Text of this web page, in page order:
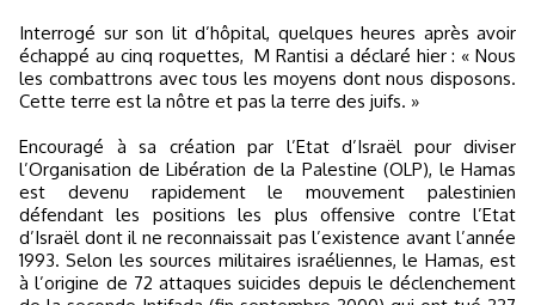
Interrogé sur son lit d’hôpital, quelques heures après avoir
échappé au cinq roquettes, M Rantisi a déclaré hier : « Nous
les combattrons avec tous les moyens dont nous disposons.
Cette terre est la nôtre et pas la terre des juifs. »
Encouragé à sa création par l’Etat d’Israël pour diviser
l’Organisation de Libération de la Palestine (OLP), le Hamas
est devenu rapidement le mouvement palestinien
défendant les positions les plus offensive contre l’Etat
d’Israël dont il ne reconnaissait pas l’existence avant l’année
1993. Selon les sources militaires israéliennes, le Hamas, est
à l’origine de 72 attaques suicides depuis le déclenchement